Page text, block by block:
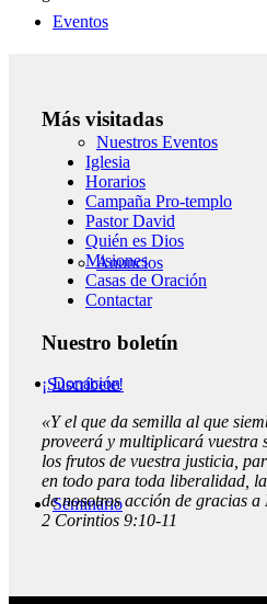
Eventos
Nuestros Eventos
Anuncios
Donación
Seminario
Más visitadas
Iglesia
Horarios
Campaña Pro-templo
Pastor David
Quién es Dios
Misiones
Casas de Oración
Contactar
Nuestro boletín
¡Suscríbete!
«Y el que da semilla al que
proveerá y multiplicará vuestra
los frutos de vuestra justicia,
en todo para toda liberalidad,
de nosotros acción de gracias a
2 Corintios 9:10-11